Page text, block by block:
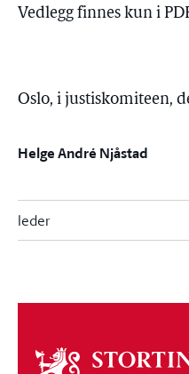
Vedlegg finnes kun i
Oslo, i justiskomiteen,
Helge André Njåstad
leder
Om